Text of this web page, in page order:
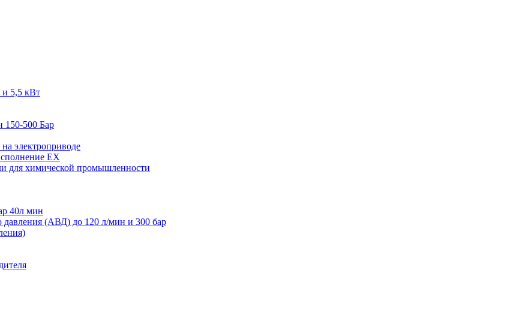
и 5,5 кВт
150-500 Бар
электроприводе
EX
для химической промышленности
40л мин
давления (АВД) до 120 л/мин и 300 бар